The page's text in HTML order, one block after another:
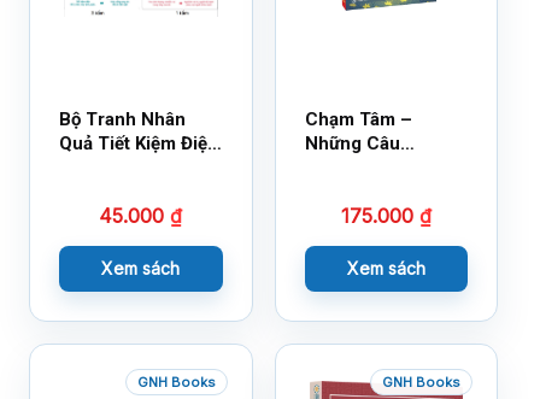
Bộ Tranh Nhân
Quả Tiết Kiệm Điện
45.000₫
Xem sách
Chạm Tâm –
Những Câu
175.000 ₫
Xem sách
GNH Books GNH Books